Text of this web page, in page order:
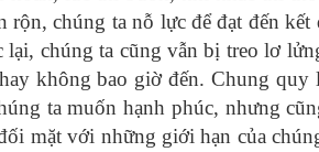
chúng ta nỗ lực để đạt đến kết
chúng ta cũng vẫn bị treo lơ
không bao giờ đến. Chung quy
ta muốn hạnh phúc, nhưng
mặt với những giới hạn của